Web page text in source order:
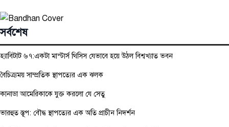
সর্বশেষ
হ্যাবিটাট ৬৭:একটা মাস্টার্স থিসিস যেভাবে হয়ে উঠল বিশ্বখ্যাত ভবন
বৈচিত্র্যময় সাম্প্রতিক স্থাপত্যের এক ঝলক
কানাডা আমেরিকাকে যুক্ত করলো যে সেতু
ভারহুত স্তূপ: বৌদ্ধ স্থাপত্যের এক অতি প্রাচীন নিদর্শন